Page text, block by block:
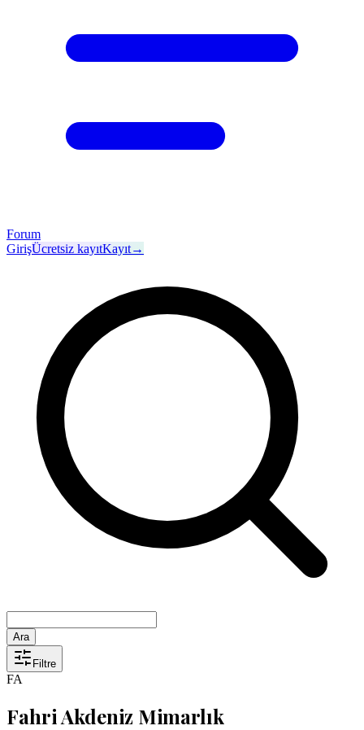
Forum
GirişÜcretsiz kayıtKayıt→
Ara
Filtre
FA
Fahri Akdeniz Mimarlık